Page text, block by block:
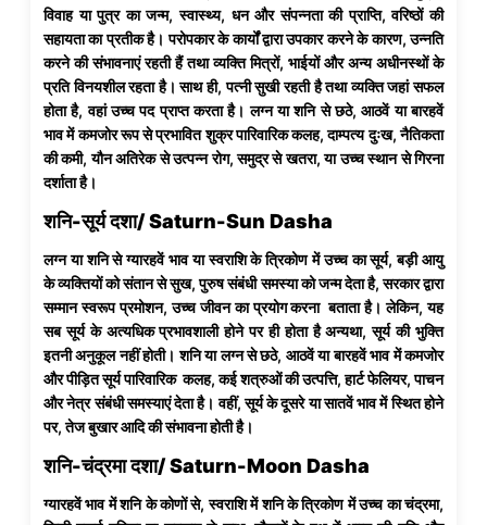
विवाह या पुत्र का जन्म, स्वास्थ्य, धन और संपन्नता की प्राप्ति, वरिष्ठों की
सहायता का प्रतीक है। परोपकार के कार्यों द्वारा उपकार करने के कारण, उन्नति
करने की संभावनाएं रहती हैं तथा व्यक्ति मित्रों, भाईयों और अन्य अधीनस्थों के
प्रति विनयशील रहता है। साथ ही, पत्नी सुखी रहती है तथा व्यक्ति जहां सफल
होता है, वहां उच्च पद प्राप्त करता है। लग्न या शनि से छठे, आठवें या बारहवें
भाव में कमजोर रूप से प्रभावित शुक्र पारिवारिक कलह, दाम्पत्य दुःख, नैतिकता
की कमी, यौन अतिरेक से उत्पन्न रोग, समुद्र से खतरा, या उच्च स्थान से गिरना
दर्शाता है।
शनि-सूर्य दशा/ Saturn-Sun Dasha
लग्न या शनि से ग्यारहवें भाव या स्वराशि के त्रिकोण में उच्च का सूर्य, बड़ी आयु
के व्यक्तियों को संतान से सुख, पुरुष संबंधी समस्या को जन्म देता है, सरकार द्वारा
सम्मान स्वरूप प्रमोशन, उच्च जीवन का प्रयोग करना बताता है। लेकिन, यह
सब सूर्य के अत्यधिक प्रभावशाली होने पर ही होता है अन्यथा, सूर्य की भुक्ति
इतनी अनुकूल नहीं होती। शनि या लग्न से छठे, आठवें या बारहवें भाव में कमजोर
और पीड़ित सूर्य पारिवारिक कलह, कई शत्रुओं की उत्पत्ति, हार्ट फेलियर, पाचन
और नेत्र संबंधी समस्याएं देता है। वहीं, सूर्य के दूसरे या सातवें भाव में स्थित होने
पर, तेज बुखार आदि की संभावना होती है।
शनि-चंद्रमा दशा/ Saturn-Moon Dasha
ग्यारहवें भाव में शनि के कोणों से, स्वराशि में शनि के त्रिकोण में उच्च का चंद्रमा,